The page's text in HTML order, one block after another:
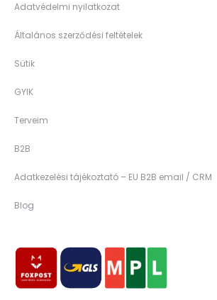
Adatvédelmi nyilatkozat
Általános szerződési feltételek
Sütik
GYIK
Terveim
B2B
Adatkezelési tájékoztató – EU B2B email / CRM
Blog